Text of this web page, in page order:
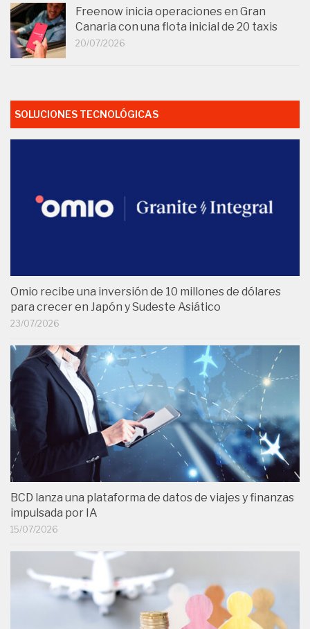
Freenow inicia operaciones en Gran
Canaria con una flota inicial de 20 taxis
20/07/2026
SOLUCIONES TECNOLÓGICAS
Omio recibe una inversión de 10 millones de dólares
para crecer en Japón y Sudeste Asiático
23/07/2026
BCD lanza una plataforma de datos de viajes y finanzas
impulsada por IA
15/07/2026